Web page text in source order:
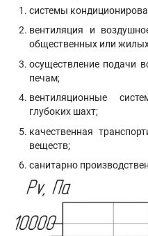
системы
вентиляция и
общественных или
осуществление подачи
печам;
вентиляционные
глубоких шахт;
качественная
веществ;
санитарно